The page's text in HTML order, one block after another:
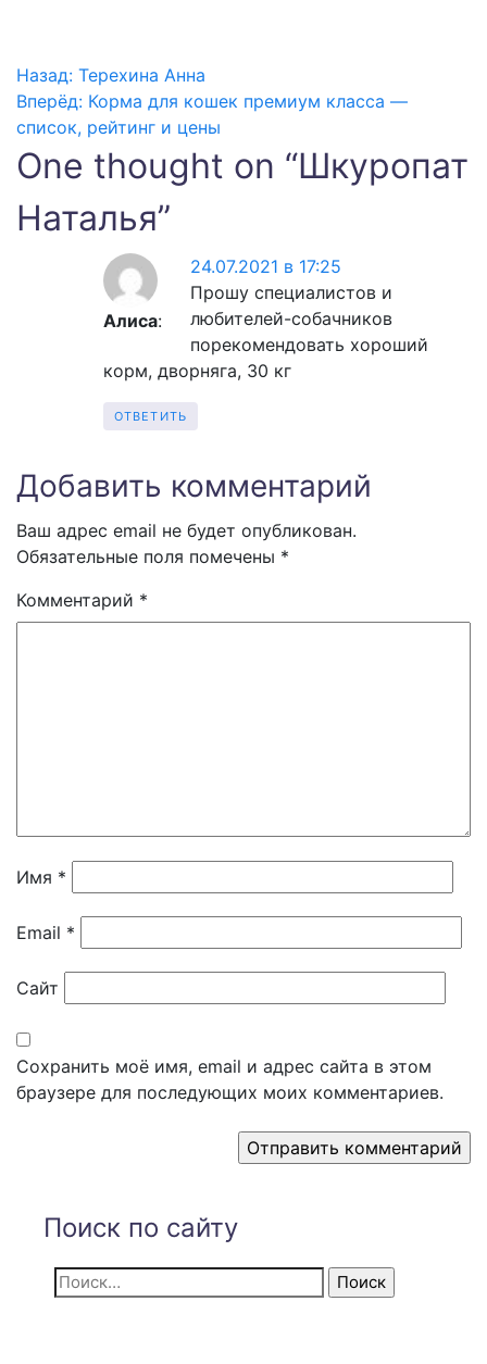
Навигация
по
записям
Назад: Терехина Анна
Вперёд: Корма для кошек премиум класса —
список, рейтинг и цены
One thought on “Шкуропат
Наталья”
Алиса:
24.07.2021 в 17:25
Прошу специалистов и
любителей-собачников
порекомендовать хороший
корм, дворняга, 30 кг
ОТВЕТИТЬ
Добавить комментарий
Ваш адрес email не будет опубликован.
Обязательные поля помечены *
Комментарий *
Имя *
Email *
Сайт
Сохранить моё имя, email и адрес сайта в этом
браузере для последующих моих комментариев.
Поиск по сайту
Найти: